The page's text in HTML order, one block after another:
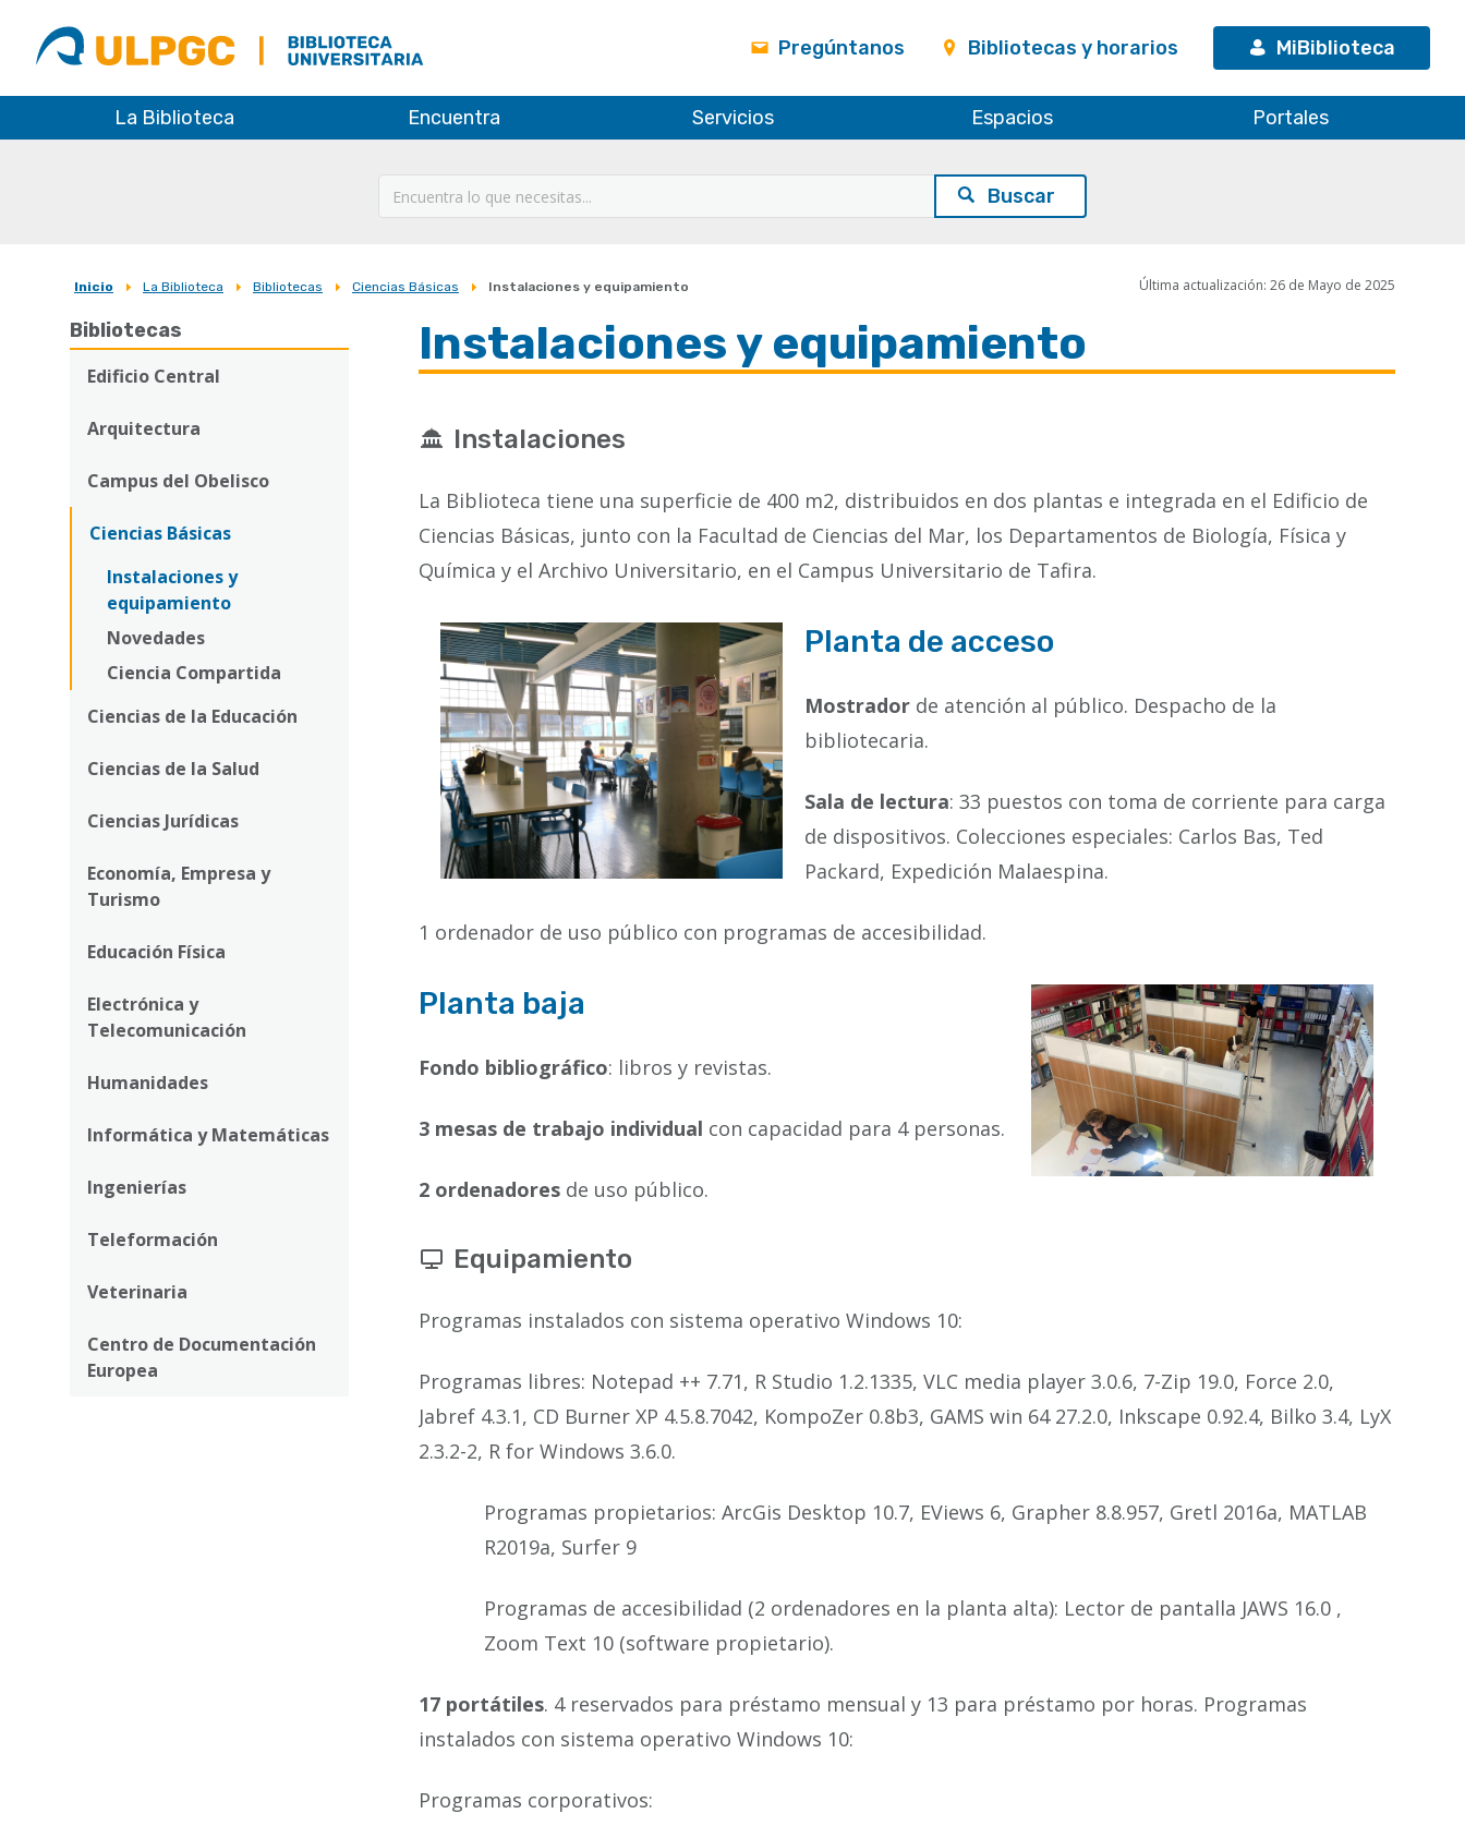
ULPGC
Biblioteca
ULPGC
Pregúntanos Bibliotecas y horarios MiBiblioteca
La Biblioteca Encuentra Servicios Espacios Portales
Sobrescribir
enlaces
de
ayuda
la
navegación
Inicio La Biblioteca Bibliotecas Ciencias Básicas Instalaciones y equipamiento Última actualización: 26 de Mayo de 2025
Bibliotecas
Edificio Central
Arquitectura
Campus del Obelisco
Ciencias Básicas
Instalaciones y
equipamiento
Novedades
Ciencia Compartida
Ciencias de la Educación
Ciencias de la Salud
Ciencias Jurídicas
Economía, Empresa y
Turismo
Educación Física
Electrónica y
Telecomunicación
Humanidades
Informática y Matemáticas
Ingenierías
Teleformación
Veterinaria
Centro de Documentación
Europea
Instalaciones y equipamiento
Instalaciones
La Biblioteca tiene una superficie de 400 m2, distribuidos en dos plantas e integrada en el Edificio de
Ciencias Básicas, junto con la Facultad de Ciencias del Mar, los Departamentos de Biología, Física y
Química y el Archivo Universitario, en el Campus Universitario de Tafira.
Planta de acceso
Mostradorde atención al público. Despacho de la
bibliotecaria.
Sala de lectura: 33 puestos con toma de corriente para carga
de dispositivos. Colecciones especiales: Carlos Bas, Ted
Packard, Expedición Malaespina.
1 ordenador de uso público con programas de accesibilidad.
Planta baja
Fondo bibliográfico: libros y revistas.
3 mesas de trabajo individual con capacidad para 4 personas.
2 ordenadores de uso público.
Equipamiento
Programas instalados con sistema operativo Windows 10:
Programas libres: Notepad ++ 7.71, R Studio 1.2.1335, VLC media player 3.0.6, 7-Zip 19.0, Force 2.0,
Jabref 4.3.1, CD Burner XP 4.5.8.7042, KompoZer 0.8b3, GAMS win 64 27.2.0, Inkscape 0.92.4, Bilko 3.4, LyX
2.3.2-2, R for Windows 3.6.0.
Programas propietarios: ArcGis Desktop 10.7, EViews 6, Grapher 8.8.957, Gretl 2016a, MATLAB
R2019a, Surfer 9
Programas de accesibilidad (2 ordenadores en la planta alta): Lector de pantalla JAWS 16.0 ,
Zoom Text 10 (software propietario).
17 portátiles. 4 reservados para préstamo mensual y 13 para préstamo por horas. Programas
instalados con sistema operativo Windows 10:
Programas corporativos: